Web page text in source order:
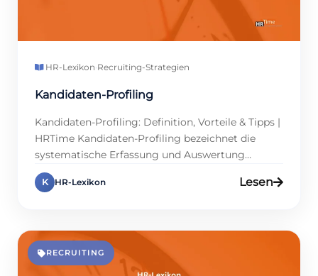
HR-Lexikon·Recruiting-Strategien
Kandidaten-Profiling
Kandidaten-Profiling: Definition, Vorteile & Tipps |
HRTime Kandidaten-Profiling bezeichnet die
systematische Erfassung und Auswertung
relevanter Bewerberdaten im Recruiting-Prozess.
Ziel ist, Qualifikationen, Erfahrungen und Soft
gleich doppelt: zum einen durch bessere
Besetzungsentscheidungen, zum anderen, weil
Fehlbesetzungen langfristig Kosten sparen. Doch
K HR-Lexikon Lesen
RECRUITING